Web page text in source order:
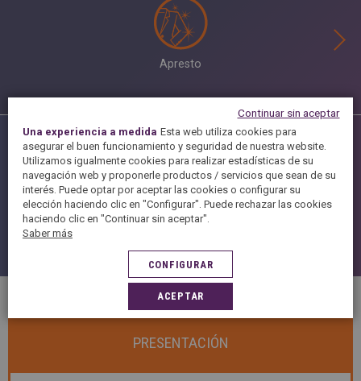
Apresto
Servicios de Tienda
PRESENTACIÓN
Una experiencia a medida Esta web utiliza cookies para
asegurar el buen funcionamiento y seguridad de nuestra website.
Utilizamos igualmente cookies para realizar estadísticas de su
navegación web y proponerle productos / servicios que sean de su
interés. Puede optar por aceptar las cookies o configurar su
elección haciendo clic en "Configurar". Puede rechazar las cookies
haciendo clic en "Continuar sin aceptar".
Saber más
ACEPTAR
CONFIGURAR
Continuar sin aceptar